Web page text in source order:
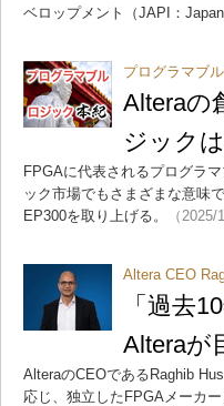
ベロップメント（JAPI：
プログラマブ
Alteraの
ジック
FPGAに代表されるプログラ
ック市場でもさまざまな意味
EP300を取り上げる。
（2025/
Altera CEO
「過去
Alteraが
AlteraのCEOであるRaghib
応じ、独立したFPGAメーカ